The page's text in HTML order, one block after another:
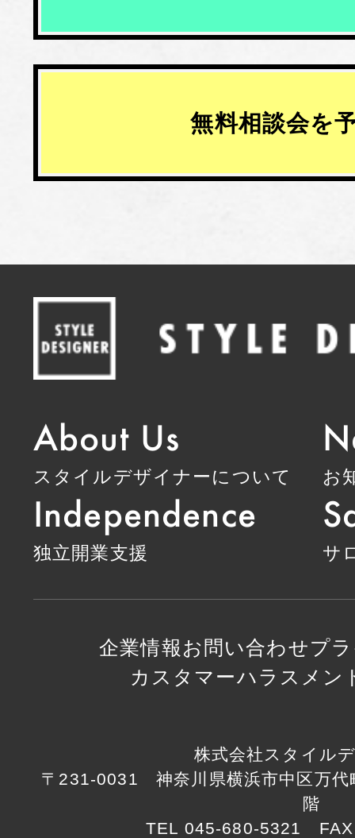
無料相談会を
About Us
スタイルデザイナーについて お
Independence
独立開業支援 サ
企業情報 お問い合わせプ
カスタマーハラスメン
株式会社スタイル
〒231-0031 神奈川県横浜市中区万
階
TEL 045-680-5321